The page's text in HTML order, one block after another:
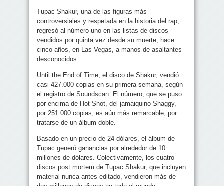
Tupac Shakur, una de las figuras más
controversiales y respetada en la historia del rap,
regresó al número uno en las listas de discos
vendidos por quinta vez desde su muerte, hace
cinco años, en Las Vegas, a manos de asaltantes
desconocidos.
Until the End of Time, el disco de Shakur, vendió
casi 427.000 copias en su primera semana, según
el registro de Soundscan. El número, que se puso
por encima de Hot Shot, del jamaiquino Shaggy,
por 251.000 copias, es aún más remarcable, por
tratarse de un álbum doble.
Basado en un precio de 24 dólares, el álbum de
Tupac generó ganancias por alrededor de 10
millones de dólares. Colectivamente, los cuatro
discos post mortem de Tupac Shakur, que incluyen
material nunca antes editado, vendieron más de